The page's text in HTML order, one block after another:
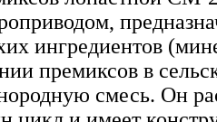
ингредиентов
премиксов в
смесь. Он